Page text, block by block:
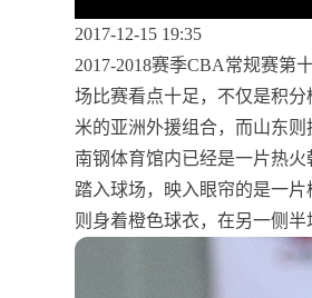
2017-12-15 19:35
2017-2018赛季CBA常规赛第
场比赛看点十足，不仅是积
米的亚洲外援组合，而山东则
南钢体育馆内已经是一片热
踏入球场，映入眼帘的是一
则身着橙色球衣，在另一侧半